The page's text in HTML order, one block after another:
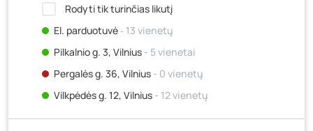
Rodyti tik turinčias likutį
El. parduotuvė‐ 13 vienetų
Pilkalnio g. 3, Vilnius - 5 vienetai
Pergalės g. 36, Vilnius - 0 vienetų
Vilkpėdės g. 12, Vilnius - 12 vienetų
Ateities g. 15, Vilnius- 4 vienetai